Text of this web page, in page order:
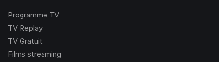
Programme TV
TV Replay
TV Gratuit
Films streaming